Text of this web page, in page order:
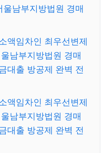
남부지방법원 경매
액임차인 최우선변제
남부지방법원 경매
대출 방공제 완벽 전
액임차인 최우선변제
남부지방법원 경매
대출 방공제 완벽 전